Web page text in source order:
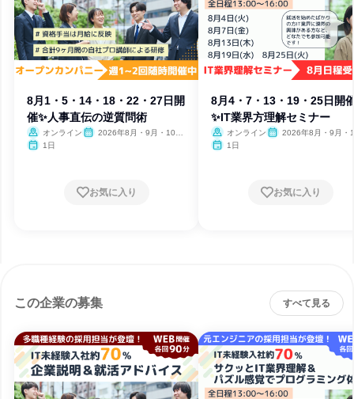
8月1・5・14・18・22・27日開
催✨人事直伝の逆質問術
オンライン
2026年8月・9月・10
1日
お気に入り
8月4・7・13・19・25日開
✨IT業界方理解セミナー
オンライン
2026年8月・9月・
1日
お気に入り
この企業の募集 すべて見る